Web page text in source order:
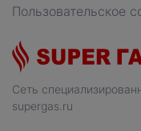
Сеть
supergas.ru
Пользовательское